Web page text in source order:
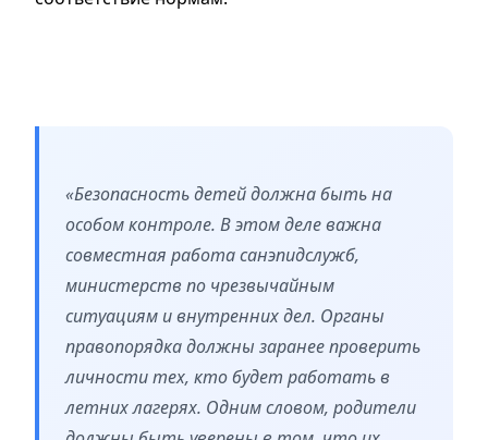
«Безопасность детей должна быть на
особом контроле. В этом деле важна
совместная работа санэпидслужб,
министерств по чрезвычайным
ситуациям и внутренних дел. Органы
правопорядка должны заранее проверить
личности тех, кто будет работать в
летних лагерях. Одним словом, родители